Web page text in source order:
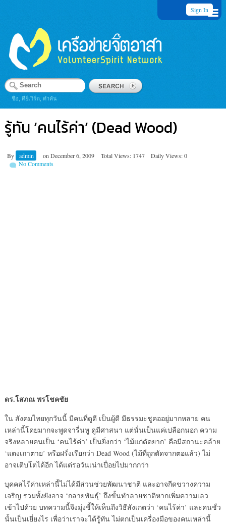
Sign In
ชื่อ, คีย์เวิร์ด, คำค้น
รู้ทัน ‘คนไร้ค่า’ (Dead Wood)
By admin on December 6, 2009 Total Views: 1747
Daily Views: 0
No Comments
ดร.โสภณ พรโชคชัย
ใน สังคมไทยทุกวันนี้ มีคนที่ดูดี เป็นผู้ดี มีธรรมะชูคออยู่มากหลาย คน
เหล่านี้โดยมากจะพูดจารื่นหู ดูมีศาสนา แต่นั่นเป็นแค่เปลือกนอก ความ
จริงหลายคนเป็น ‘คนไร้ค่า’ เป็นยิ่งกว่า ‘ไม้แก่ดัดยาก’ คือมีสถานะคล้าย
‘แตงเถาตาย’ หรือฝรั่งเรียกว่า Dead Wood (ไม้ที่ถูกตัดจากตอแล้ว) ไม่
อาจเติบโตได้อีก ได้แต่รอวันเน่าเปื่อยไปมากกว่า
บุคคลไร้ค่าเหล่านี้ไม่ได้มีส่วนช่วยพัฒนาชาติ และอาจกีดขวางความ
เจริญ รวมทั้งยังอาจ ‘กลายพันธุ์’ ถึงขั้นทำลายชาติหากเพิ่มความเลว
เข้าไปด้วย บทความนี้จึงมุ่งชี้ให้เห็นถึงวิธีสังเกตว่า ‘คนไร้ค่า’ และคนชั่ว
นั้นเป็นเยี่ยงไร เพื่อว่าเราจะได้รู้ทัน ไม่ตกเป็นเครื่องมือของคนเหล่านี้